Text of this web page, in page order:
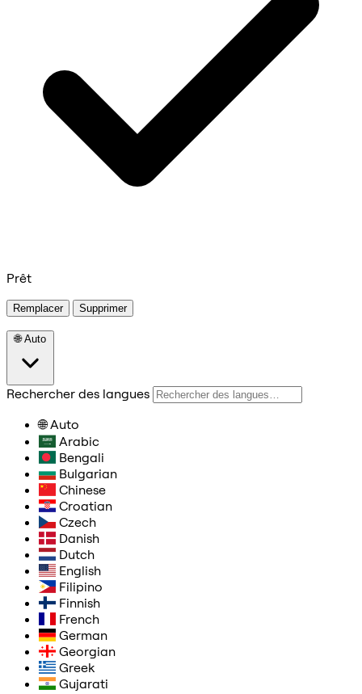
Prêt
Remplacer Supprimer
🌐 Auto
Rechercher des langues
🌐 Auto
Arabic
Bengali
Bulgarian
Chinese
Croatian
Czech
Danish
Dutch
English
Filipino
Finnish
French
German
Georgian
Greek
Gujarati